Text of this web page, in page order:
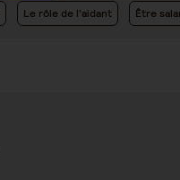
Le rôle de l'aidant Être